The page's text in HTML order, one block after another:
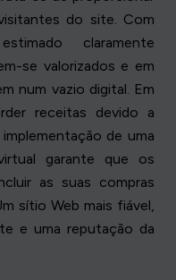
do site. Com
claramente
se valorizados e em
num vazio digital. Em
receitas devido a
de uma
garante que os
as suas compras
sítio Web mais fiável,
e uma reputação da